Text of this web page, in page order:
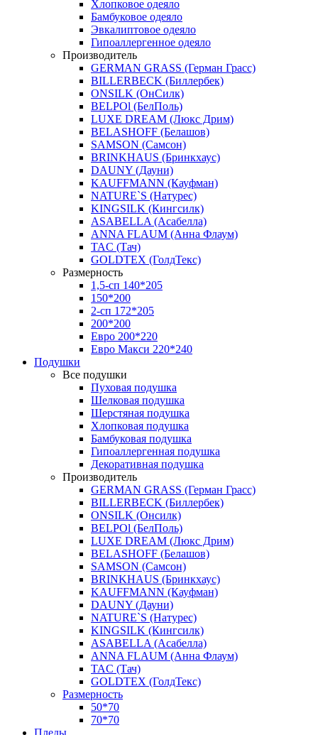
Хлопковое одеяло
Бамбуковое одеяло
Эвкалиптовое одеяло
Гипоаллергенное одеяло
Производитель
GERMAN GRASS (Герман Грасс)
BILLERBECK (Биллербек)
ONSILK (ОнСилк)
BELPOl (БелПоль)
LUXE DREAM (Люкс Дрим)
BELASHOFF (Белашов)
SAMSON (Самсон)
BRINKHAUS (Бринкхаус)
DAUNY (Дауни)
KAUFFMANN (Кауфман)
NATURE`S (Натурес)
KINGSILK (Кингсилк)
ASABELLA (Асабелла)
ANNA FLAUM (Анна Флаум)
TAC (Тач)
GOLDTEX (ГолдТекс)
Размерность
1,5-сп 140*205
150*200
2-сп 172*205
200*200
Евро 200*220
Евро Макси 220*240
Подушки
Все подушки
Пуховая подушка
Шелковая подушка
Шерстяная подушка
Хлопковая подушка
Бамбуковая подушка
Гипоаллергенная подушка
Декоративная подушка
Производитель
GERMAN GRASS (Герман Грасс)
BILLERBECK (Биллербек)
ONSILK (Онсилк)
BELPOl (БелПоль)
LUXE DREAM (Люкс Дрим)
BELASHOFF (Белашов)
SAMSON (Самсон)
BRINKHAUS (Бринкхаус)
KAUFFMANN (Кауфман)
DAUNY (Дауни)
NATURE`S (Натурес)
KINGSILK (Кингсилк)
ASABELLA (Асабелла)
ANNA FLAUM (Анна Флаум)
TAC (Тач)
GOLDTEX (ГолдТекс)
Размерность
50*70
70*70
Пледы